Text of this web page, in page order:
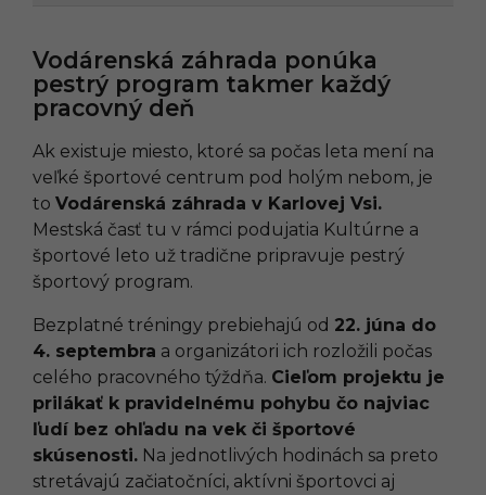
Vodárenská záhrada ponúka
pestrý program takmer každý
pracovný deň
Ak existuje miesto, ktoré sa počas leta mení na
veľké športové centrum pod holým nebom, je
to Vodárenská záhrada v Karlovej Vsi.
Mestská časť tu v rámci podujatia Kultúrne a
športové leto už tradične pripravuje pestrý
športový program.
Bezplatné tréningy prebiehajú od 22. júna do
4. septembra a organizátori ich rozložili počas
celého pracovného týždňa. Cieľom projektu je
prilákať k pravidelnému pohybu čo najviac
ľudí bez ohľadu na vek či športové
skúsenosti. Na jednotlivých hodinách sa preto
stretávajú začiatočníci, aktívni športovci aj